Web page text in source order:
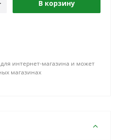
В корзину
интернет-магазина и может
магазинах